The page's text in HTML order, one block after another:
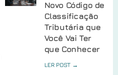
Novo Código de
Classificação
Tributária que
Você Vai Ter
que Conhecer
LER POST →